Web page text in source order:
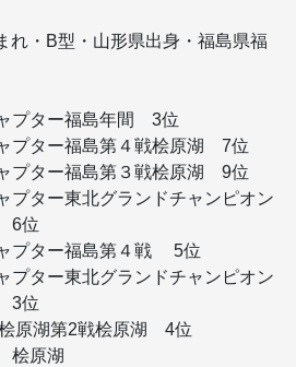
れ・B型・山形県出身・福島県福
プター福島年間 3位
プター福島第４戦桧原湖 7位
プター福島第３戦桧原湖 9位
プター東北グランドチャンピオン
6位
プター福島第４戦 5位
プター東北グランドチャンピオン
3位
原湖第2戦桧原湖 4位
桧原湖